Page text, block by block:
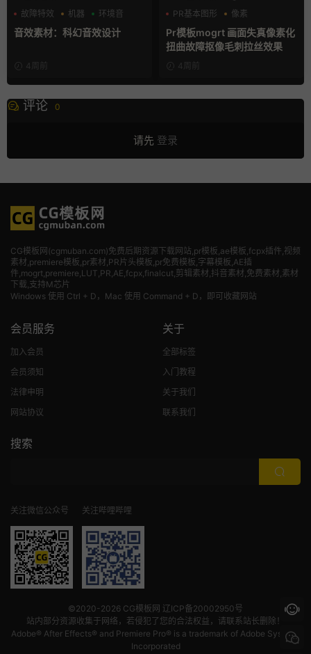
故障特效
机器 环境音
音效素材：科幻音效设计
4周前
PR基本图形
像素
故障特效
Pr模板mogrt 画面失真像素化
扭曲故障抠像毛刺拉丝效果
4周前
评论 0
请先 登录
CG模板网(cgmuban.com)免费后期资源下载网站,pr模板,ae模板,fcpx插件,视频
素材 ,premiere模板,pr素材,PR片头模板,pr免费模板,字幕模板,AE插
件,mogrt,premiere,LUT,PR,AE,fcpx,finalcut,剪辑素材,抖音素材,免费素材,素材
下载,支持M芯片
Windows 使用 Ctrl + D，Mac 使用 Command + D，即可收藏网站
会员服务
加入会员
会员须知
法律申明
网站协议
关于
全部标签
入门教程
关于我们
联系我们
搜索
关注微信公众号 关注哔哩哔哩
©2020-2026 CG模板网 辽ICP备20002950号
站内部分资源收集于网络，若侵犯了您的合法权益，请联系站长删除！
Adobe® After Effects® and Premiere Pro® is a trademark of Adobe Systems
Incorporated